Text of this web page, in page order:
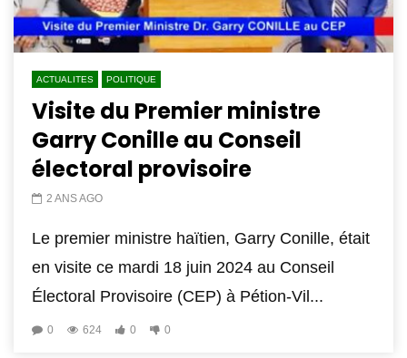
ACTUALITES POLITIQUE
Visite du Premier ministre
Garry Conille au Conseil
électoral provisoire
2 ANS AGO
Le premier ministre haïtien, Garry Conille, était
en visite ce mardi 18 juin 2024 au Conseil
Électoral Provisoire (CEP) à Pétion-Vil...
0 624 0 0